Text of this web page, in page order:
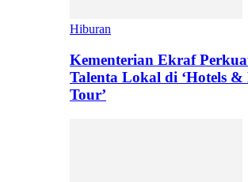
Hiburan
Kementerian Ekraf
Talenta Lokal di ‘Hotels &
Tour’